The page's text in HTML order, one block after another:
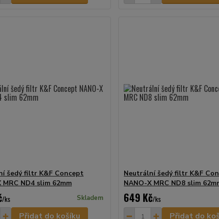
šedý filtr K&F Concept
MRC ND4 slim 62mm
/ks Skladem
Přidat do košíku
Neutrální šedý filtr K&F
NANO-X MRC ND8 slim
649 Kč/ks
Přidat do